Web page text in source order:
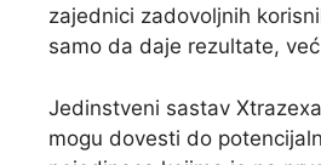
zajednici zadovoljnih
samo da daje rezultate,
Jedinstveni sastav
mogu dovesti do